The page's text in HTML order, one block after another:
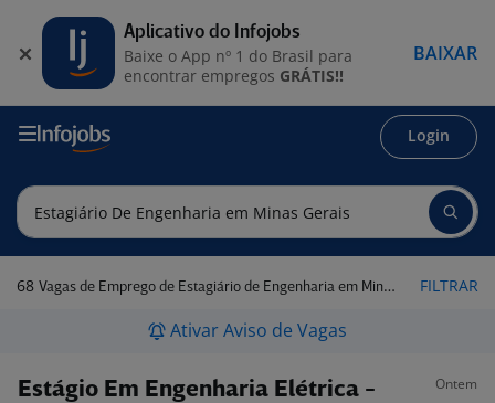
Login
68 Vagas de Emprego de Estagiário de Engenharia em Minas Gerais FILTRAR
Ativar Aviso de Vagas
Estágio Em Engenharia Elétrica -
Ontem
Aplicativo do Infojobs
Baixe o App nº 1 do Brasil para
encontrar empregos GRÁTIS!!
BAIXAR